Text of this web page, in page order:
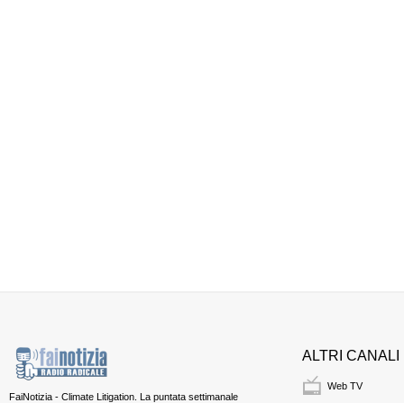
FaiNotizia - Climate Litigation. La puntata settimanale
ALTRI CANALI
Web TV